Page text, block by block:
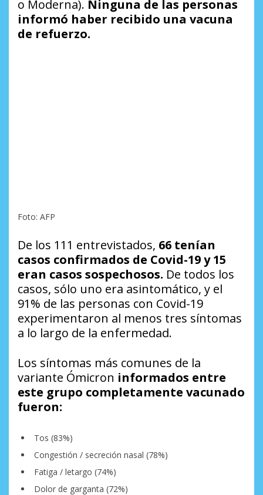
o Moderna). Ninguna de las personas
informó haber recibido una vacuna
de refuerzo.
Foto: AFP
De los 111 entrevistados, 66 tenían
casos confirmados de Covid-19 y 15
eran casos sospechosos. De todos los
casos, sólo uno era asintomático, y el
91% de las personas con Covid-19
experimentaron al menos tres síntomas
a lo largo de la enfermedad.
Los síntomas más comunes de la
variante Ómicron informados entre
este grupo completamente vacunado
fueron:
Tos (83%)
Congestión / secreción nasal (78%)
Fatiga / letargo (74%)
Dolor de garganta (72%)